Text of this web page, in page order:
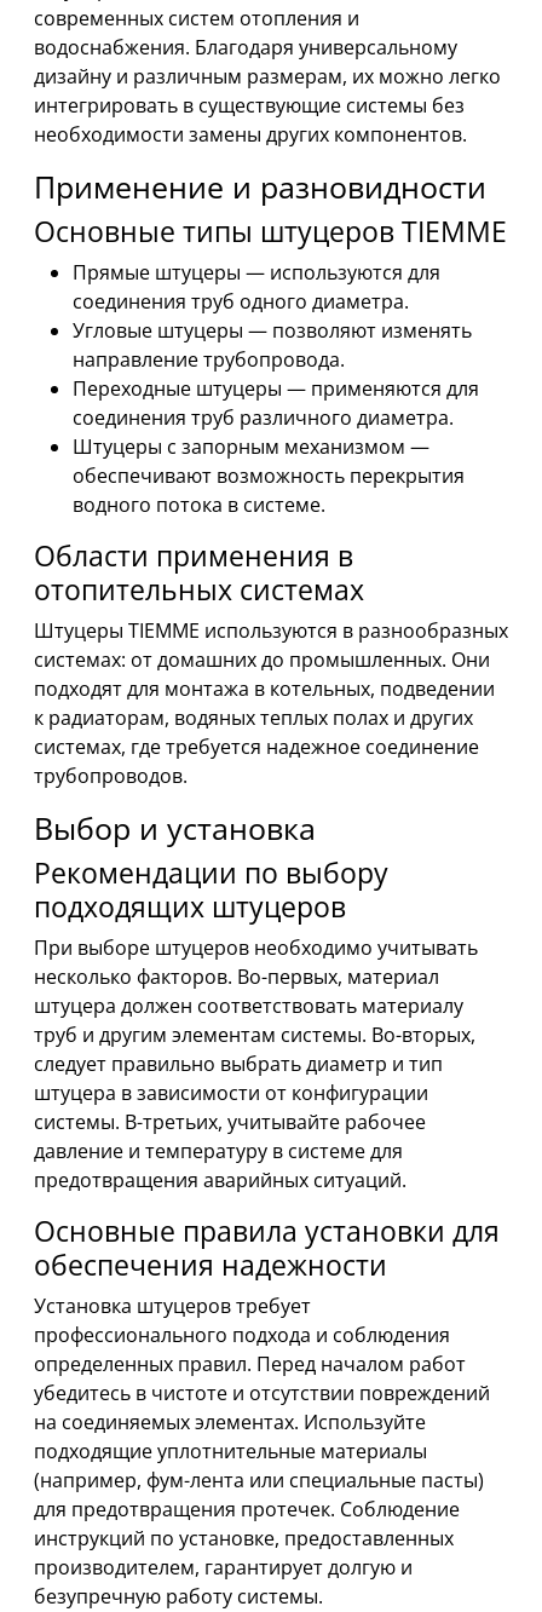
современных систем отопления и
водоснабжения. Благодаря универсальному
дизайну и различным размерам, их можно легко
интегрировать в существующие системы без
необходимости замены других компонентов.
Применение и разновидности
Основные типы штуцеров TIEMME
Прямые штуцеры — используются для
соединения труб одного диаметра.
Угловые штуцеры — позволяют изменять
направление трубопровода.
Переходные штуцеры — применяются для
соединения труб различного диаметра.
Штуцеры с запорным механизмом —
обеспечивают возможность перекрытия
водного потока в системе.
Области применения в
отопительных системах
Штуцеры TIEMME используются в разнообразных
системах: от домашних до промышленных. Они
подходят для монтажа в котельных, подведении
к радиаторам, водяных теплых полах и других
системах, где требуется надежное соединение
трубопроводов.
Выбор и установка
Рекомендации по выбору
подходящих штуцеров
При выборе штуцеров необходимо учитывать
несколько факторов. Во-первых, материал
штуцера должен соответствовать материалу
труб и другим элементам системы. Во-вторых,
следует правильно выбрать диаметр и тип
штуцера в зависимости от конфигурации
системы. В-третьих, учитывайте рабочее
давление и температуру в системе для
предотвращения аварийных ситуаций.
Основные правила установки для
обеспечения надежности
Установка штуцеров требует
профессионального подхода и соблюдения
определенных правил. Перед началом работ
убедитесь в чистоте и отсутствии повреждений
на соединяемых элементах. Используйте
подходящие уплотнительные материалы
(например, фум-лента или специальные пасты)
для предотвращения протечек. Соблюдение
инструкций по установке, предоставленных
производителем, гарантирует долгую и
безупречную работу системы.